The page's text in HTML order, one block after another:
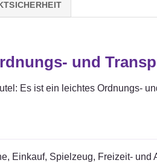
und
Es ist ein leichtes Ordnungs-
Einkauf, Spielzeug, Freizeit-